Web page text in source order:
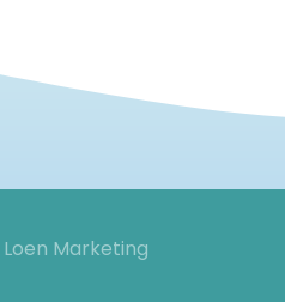
Loen Marketing